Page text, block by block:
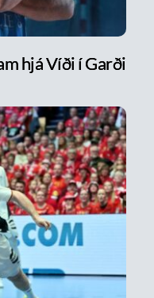
hjá Víði í Garði